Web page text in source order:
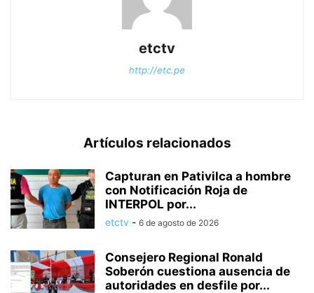
etctv
http://etc.pe
Artículos relacionados
Capturan en Pativilca a hombre
con Notificación Roja de
INTERPOL por...
etctv - 6 de agosto de 2026
Consejero Regional Ronald
Soberón cuestiona ausencia de
autoridades en desfile por...